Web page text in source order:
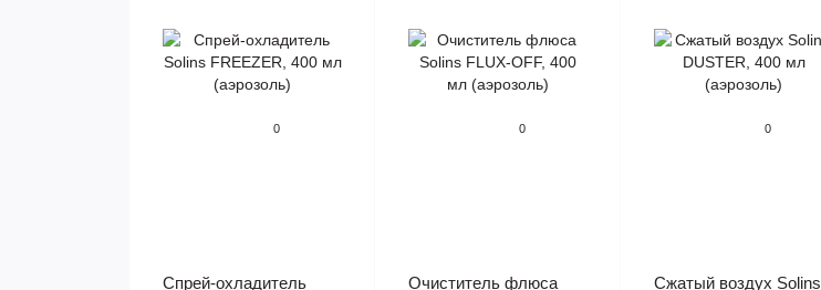
0
Спрей-охладитель
0
Очиститель флюса
0
Сжатый воздух Solins